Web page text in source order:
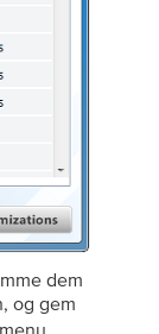
dem
og gem